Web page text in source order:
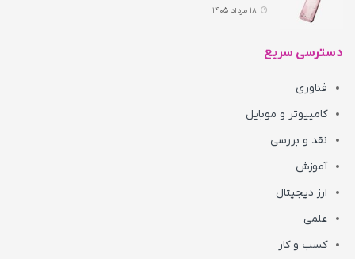
دسترسی سریع
فناوری
کامپیوتر و موبایل
نقد و بررسی
آموزش
ارز دیجیتال
علمی
کسب و کار